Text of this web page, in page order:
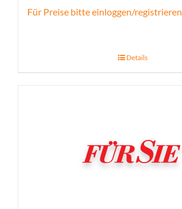
Für Preise bitte einloggen/registrieren
Details